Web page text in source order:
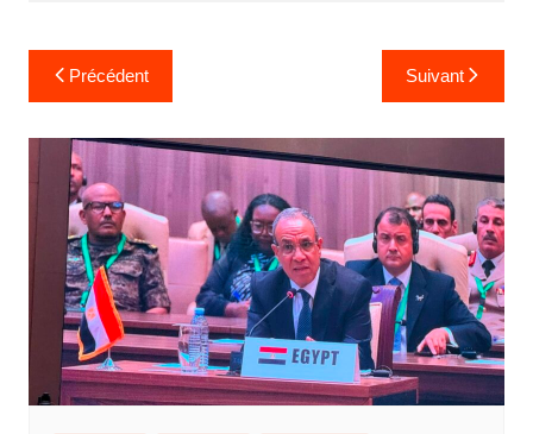
Navigation
de
l’article
Précédent Suivant